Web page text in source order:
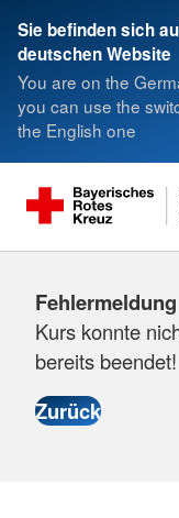
Sie befinden sich
deutschen Website
You are on the
you can use the
the English one
Fehlermeldung
Kurs konnte
bereits beendet!